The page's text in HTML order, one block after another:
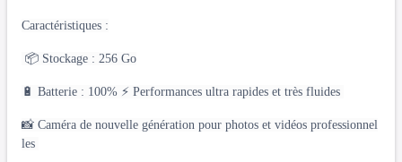
Caractéristiques :
📦 Stockage : 256 Go
🔋 Batterie : 100% ⚡ Performances ultra rapides et très fluides
📸 Caméra de nouvelle génération pour photos et vidéos professionnel
les